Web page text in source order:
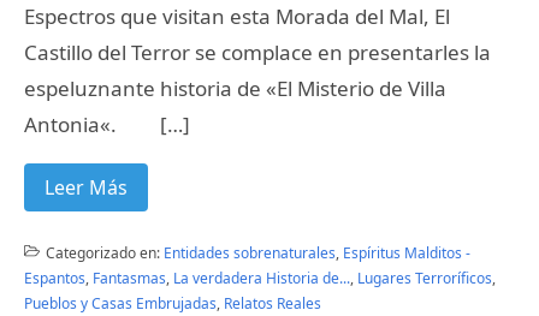
Espectros que visitan esta Morada del Mal, El
Castillo del Terror se complace en presentarles la
espeluznante historia de «El Misterio de Villa
Antonia«. […]
Leer Más
Categorizado en: Entidades sobrenaturales, Espíritus Malditos -
Espantos, Fantasmas, La verdadera Historia de..., Lugares Terroríficos,
Pueblos y Casas Embrujadas, Relatos Reales